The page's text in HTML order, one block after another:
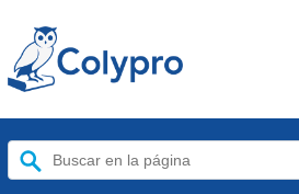
Buscar: